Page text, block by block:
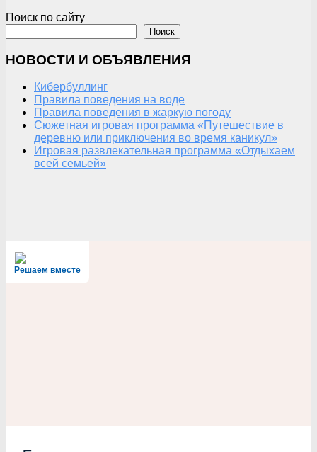
Поиск по сайту
Поиск
НОВОСТИ И ОБЪЯВЛЕНИЯ
Кибербуллинг
Правила поведения на воде
Правила поведения в жаркую погоду
Сюжетная игровая программа «Путешествие в
деревню или приключения во время каникул»
Игровая развлекательная программа «Отдыхаем
всей семьей»
Решаем вместе